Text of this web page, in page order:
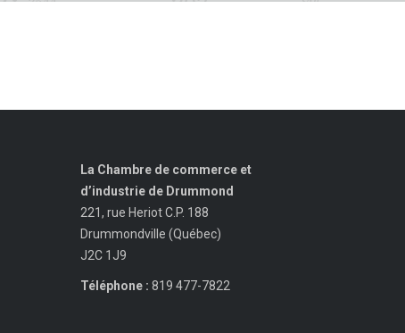
La Chambre de commerce et
d’industrie de Drummond
221, rue Heriot C.P. 188
Drummondville (Québec)
J2C 1J9
Téléphone : 819 477-7822